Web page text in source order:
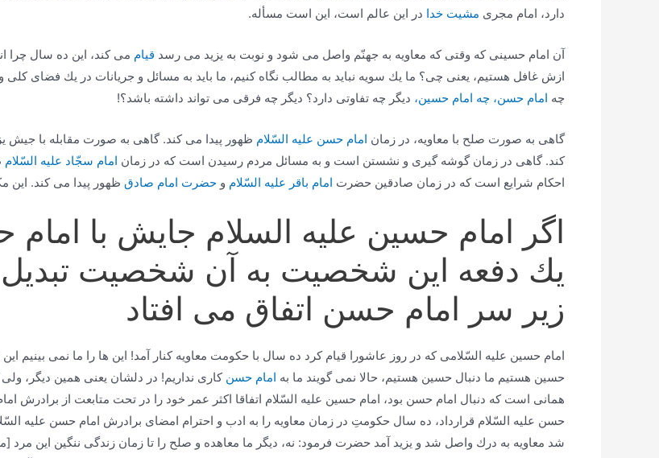
دارد، امام مجری مشیت خدا در این عالم است، این است مسأله.
آن امام حسینی كه وقتی كه معاویه به جهنّم واصل می شود و نوبت به یزید می رسد قیام می كند، این ده سال چرا
ازش غافل هستیم، یعنی چی؟ ما یك سویه نباید به مطالب نگاه كنیم، ما باید به مسائل و جریانات در یك فضای
چه امام حسن، چه امام حسین، دیگر چه تفاوتی دارد؟ دیگر چه فرقی می تواند داشته باشد؟!
گاهی به صورت صلح با معاویه، در زمان امام حسن علیه السّلام ظهور پیدا می كند. گاهی به صورت مقابله با
كند. گاهی در زمان گوشه گیری و نشستن است و به مسائل مردم رسیدن است كه در زمان امام سجّاد علیه السّلام
احكام شرایع است كه در زمان صادقین حضرت امام باقر علیه السّلام و حضرت امام صادق ظهور پیدا می كند.
اگر امام حسین علیه السلام جایش با
یك دفعه این شخصیت به آن شخصیت تبدیل
زیر سر امام حسن اتفاق می افتاد
امام حسین علیه السّلامی كه در روز عاشورا قیام كرد ده سال با حكومت معاویه كنار آمد! این ها را ما نمی بینیم
حسین هستیم ما دنبال حسین هستیم، حالا نمی گویند ما به امام حسن كاری نداریم! در دلشان یعنی همین دیگر،
همانی است كه دنبال امام حسن بود، امام حسین علیه السّلام اتفاقا اكثر عمر خود را در تحت متابعت از برادرش
حسن علیه السّلام قرارداد، ده سال حكومتِ در زمان معاویه را به ادب و احترام امضای برادرش امام حسن علیه
شد معاویه به درك واصل شد و یزید آمد حضرت فرمود: نه، دیگر ما معاهده و صلح را تا زمان زندگی ننگین این مرد